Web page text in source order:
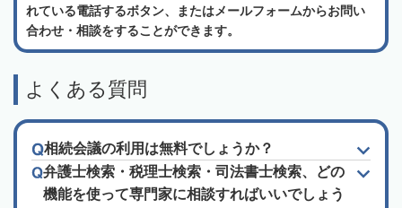
れている電話するボタン、またはメールフォームからお問い
合わせ・相談をすることができます。
よくある質問
相続会議の利用は無料でしょうか？
弁護士検索・税理士検索・司法書士検索、どの
機能を使って専門家に相談すればいいでしょう